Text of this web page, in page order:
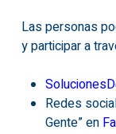
Las personas
y participar a
Redes
Gente” en